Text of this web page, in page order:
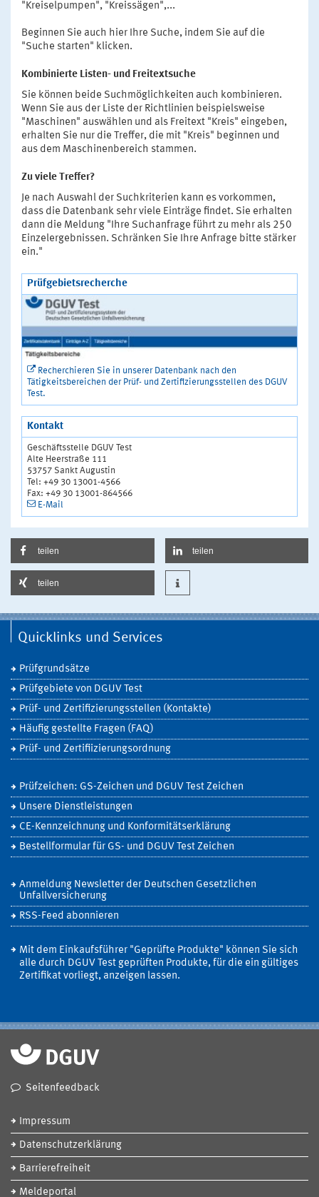
"Kreiselpumpen", "Kreissägen",...
Beginnen Sie auch hier Ihre Suche, indem Sie auf die
"Suche starten" klicken.
Kombinierte Listen- und Freitextsuche
Sie können beide Suchmöglichkeiten auch kombinieren.
Wenn Sie aus der Liste der Richtlinien beispielsweise
"Maschinen" auswählen und als Freitext "Kreis" eingeben,
erhalten Sie nur die Treffer, die mit "Kreis" beginnen und
aus dem Maschinenbereich stammen.
Zu viele Treffer?
Je nach Auswahl der Suchkriterien kann es vorkommen,
dass die Datenbank sehr viele Einträge findet. Sie erhalten
dann die Meldung "Ihre Suchanfrage führt zu mehr als 250
Einzelergebnissen. Schränken Sie Ihre Anfrage bitte stärker
ein."
Prüfgebietsrecherche
Recherchieren Sie in unserer Datenbank nach den
Tätigkeitsbereichen der Prüf- und Zertifizierungsstellen des DGUV
Test.
Kontakt
Geschäftsstelle DGUV Test
Alte Heerstraße 111
53757 Sankt Augustin
Tel: +49 30 13001-4566
Fax: +49 30 13001-864566
E-Mail
teilen teilen
teilen
Quicklinks und Services
Prüfgrundsätze
Prüfgebiete von DGUV Test
Prüf- und Zertifizierungsstellen (Kontakte)
Häufig gestellte Fragen (FAQ)
Prüf- und Zertifiizierungsordnung
Prüfzeichen: GS-Zeichen und DGUV Test Zeichen
Unsere Dienstleistungen
CE-Kennzeichnung und Konformitätserklärung
Bestellformular für GS- und DGUV Test Zeichen
Anmeldung Newsletter der Deutschen Gesetzlichen
Unfallversicherung
RSS-Feed abonnieren
Mit dem Einkaufsführer "Geprüfte Produkte" können Sie sich
alle durch DGUV Test geprüften Produkte, für die ein gültiges
Zertifikat vorliegt, anzeigen lassen.
Seitenfeedback
Impressum
Datenschutzerklärung
Barrierefreiheit
Meldeportal